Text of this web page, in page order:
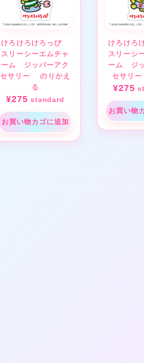
けろけろけろっぴ
スリーシーエムチャ
ーム ジッパーアク
セサリー のりかえ
る
¥275 standard
お買い物カゴに追加
けろけろ
スリーシ
ーム ジ
セサリ
¥275
お買い物